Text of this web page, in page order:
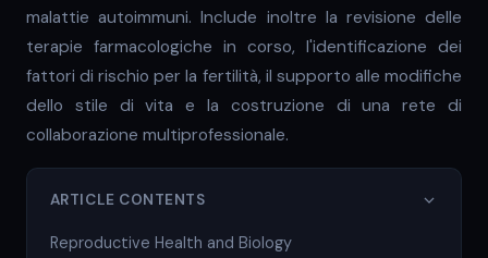
malattie autoimmuni. Include inoltre la revisione delle
terapie farmacologiche in corso, l'identificazione dei
fattori di rischio per la fertilità, il supporto alle modifiche
dello stile di vita e la costruzione di una rete di
collaborazione multiprofessionale.
ARTICLE CONTENTS
Reproductive Health and Biology